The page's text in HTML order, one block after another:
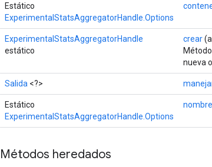
Estático
ExperimentalStatsAggregatorHandle.Options
ExperimentalStatsAggregatorHandle
estático
crear
nueva
Salida <?>
Estático
ExperimentalStatsAggregatorHandle.Options
Métodos heredados